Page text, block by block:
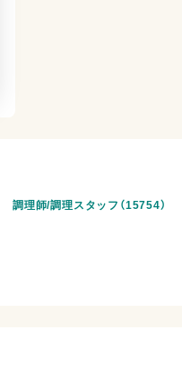
調理師/調理スタッフ（15754）